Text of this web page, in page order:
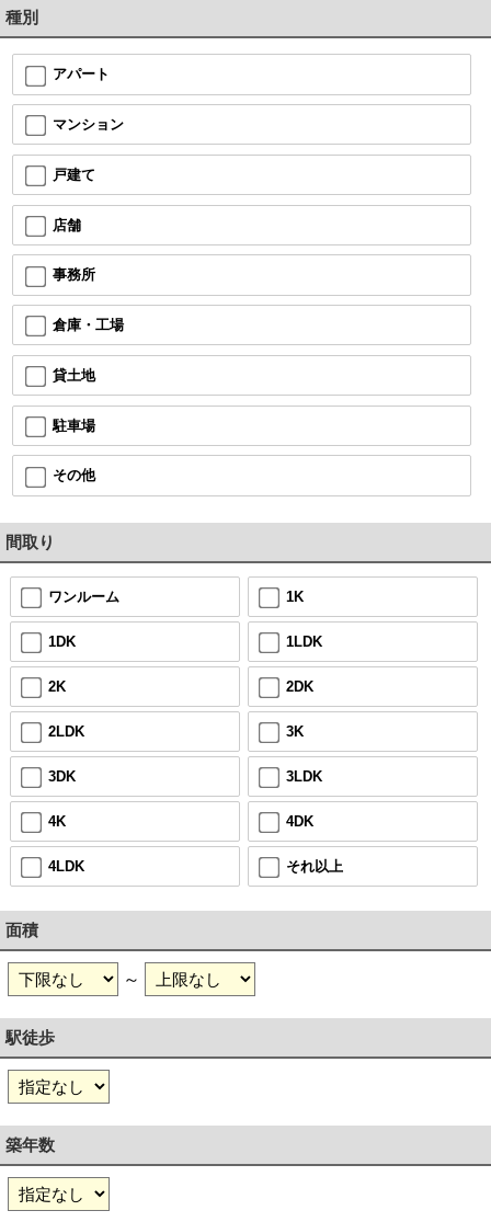
種別
アパート
マンション
戸建て
店舗
事務所
倉庫・工場
貸土地
駐車場
その他
間取り
ワンルーム 1K
1DK 1LDK
2K 2DK
2LDK 3K
3DK 3LDK
4K 4DK
4LDK それ以上
面積
～
駅徒歩
築年数